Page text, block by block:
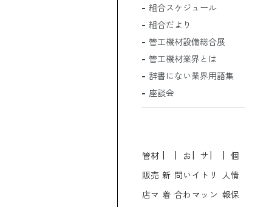
組合スケジュール
組合だより
管工機材設備総合展
管工機材業界とは
辞書にない業界用語集
座談会
管材
販売
店マ
新
着
お
問い
合わ
サ
イト
マッ
リ
ン
個
人情
報保